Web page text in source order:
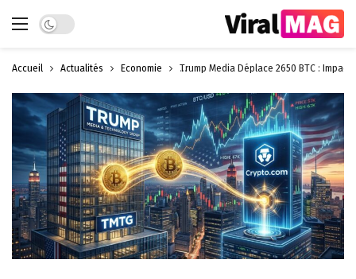
Dark mode
Accueil Actualités Économie Trump Media Déplace 2650 BTC : Impact